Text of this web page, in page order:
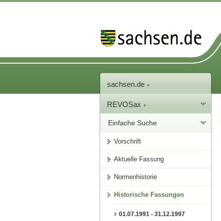
sachsen.de
REVOSax
Einfache Suche
Vorschrift
Aktuelle Fassung
Normenhistorie
Historische Fassungen
01.07.1991 - 31.12.1997